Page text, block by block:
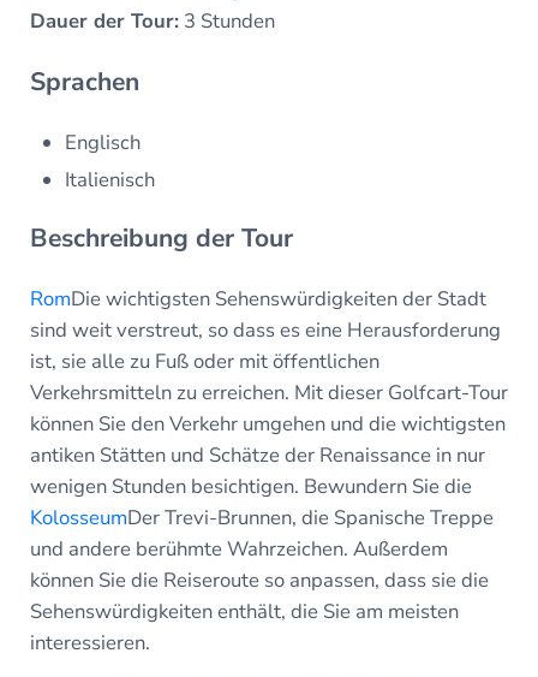
Dauer der Tour:3 Stunden
Sprachen
Englisch
Italienisch
Beschreibung der Tour
RomDie wichtigsten Sehenswürdigkeiten der Stadt
sind weit verstreut, so dass es eine Herausforderung
ist, sie alle zu Fuß oder mit öffentlichen
Verkehrsmitteln zu erreichen. Mit dieser Golfcart-Tour
können Sie den Verkehr umgehen und die wichtigsten
antiken Stätten und Schätze der Renaissance in nur
wenigen Stunden besichtigen. Bewundern Sie die
KolosseumDer Trevi-Brunnen, die Spanische Treppe
und andere berühmte Wahrzeichen. Außerdem
können Sie die Reiseroute so anpassen, dass sie die
Sehenswürdigkeiten enthält, die Sie am meisten
interessieren.